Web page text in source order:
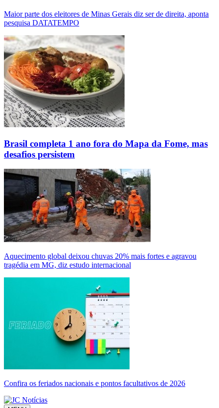
Maior parte dos eleitores de Minas Gerais diz ser de direita, aponta
pesquisa DATATEMPO
Brasil completa 1 ano fora do Mapa da Fome, mas
desafios persistem
Aquecimento global deixou chuvas 20% mais fortes e agravou
tragédia em MG, diz estudo internacional
Confira os feriados nacionais e pontos facultativos de 2026